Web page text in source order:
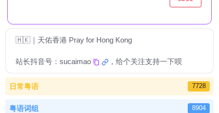
🇭🇰｜天佑香港 Pray for Hong Kong
站长抖音号： sucaimao ，给个关注支持一下呗
日常粤语 7728
粤语词组 8904